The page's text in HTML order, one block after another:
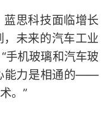
思科技面临增长
未来的汽车工业
手机玻璃和汽车玻
能力是相通的——
。”